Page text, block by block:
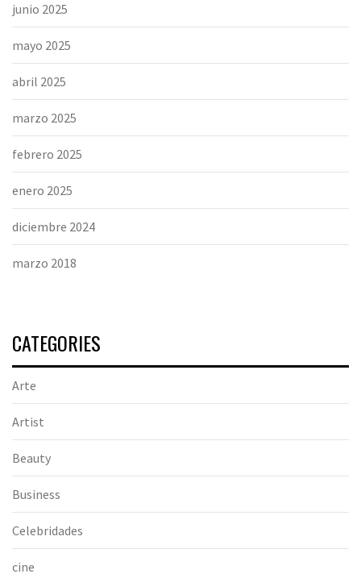
junio 2025
mayo 2025
abril 2025
marzo 2025
febrero 2025
enero 2025
diciembre 2024
marzo 2018
CATEGORIES
Arte
Artist
Beauty
Business
Celebridades
cine